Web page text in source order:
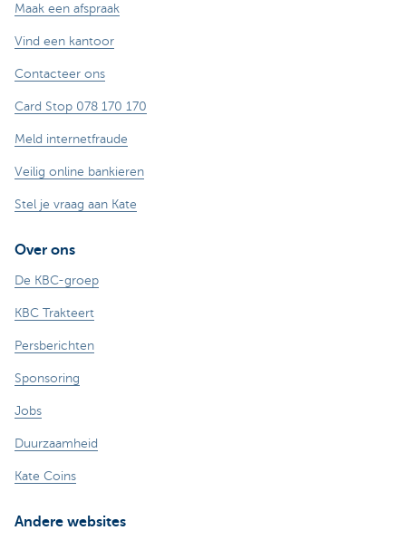
Maak een afspraak
Vind een kantoor
Contacteer ons
Card Stop 078 170 170
Meld internetfraude
Veilig online bankieren
Stel je vraag aan Kate
Over ons
De KBC-groep
KBC Trakteert
Persberichten
Sponsoring
Jobs
Duurzaamheid
Kate Coins
Andere websites